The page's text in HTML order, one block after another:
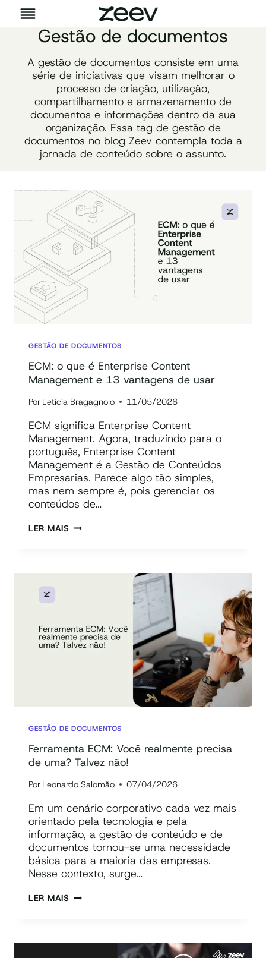
Pular
para
ConteúdoGestão de documentos
A gestão de documentos consiste em uma
série de iniciativas que visam melhorar o
processo de criação, utilização,
compartilhamento e armazenamento de
documentos e informações dentro da sua
organização. Essa tag de gestão de
documentos no blog Zeev contempla toda a
jornada de conteúdo sobre o assunto.
GESTÃO DE DOCUMENTOS
ECM: o que é Enterprise Content
Management e 13 vantagens de usar
Por Letícia Bragagnolo 11/05/2026
ECM significa Enterprise Content
Management. Agora, traduzindo para o
português, Enterprise Content
Management é a Gestão de Conteúdos
Empresarias. Parece algo tão simples,
mas nem sempre é, pois gerenciar os
conteúdos de…
LER MAISECM:
13
VANTAGENS
GESTÃO DE DOCUMENTOS
Ferramenta ECM: Você realmente precisa
de uma? Talvez não!
Por Leonardo Salomão 07/04/2026
Em um cenário corporativo cada vez mais
orientado pela tecnologia e pela
informação, a gestão de conteúdo e de
documentos tornou-se uma necessidade
básica para a maioria das empresas.
Nesse contexto, surge…
LER MAISFERRAMENTA